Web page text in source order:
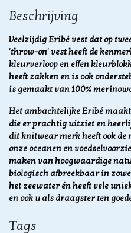
Beschrijving
Veelzijdig Eribé vest dat op
'throw-on' vest heeft de
kleurverloop en effen
heeft zakken en is ook
is gemaakt van 100%
Het ambachtelijke Eribé
die er prachtig uitziet en
dit knitwear merk heeft ook
onze oceanen en
maken van hoogwaardige
biologisch afbreekbaar in
het zeewater én heeft vele
en ook u als draagster ten
Tags